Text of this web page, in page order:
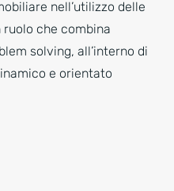
nell’utilizzo delle
che combina
solving, all’interno di
e orientato